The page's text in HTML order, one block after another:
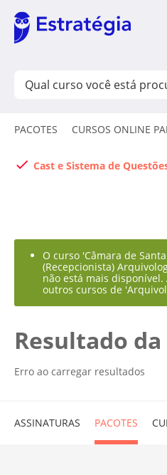
PACOTES CURSOS ONLINE
Cast e Sistema de
O curso 'Câmara de
(Recepcionista)
não está mais
outros cursos de
Resultado da
Erro ao carregar resultados
ASSINATURAS PACOTES